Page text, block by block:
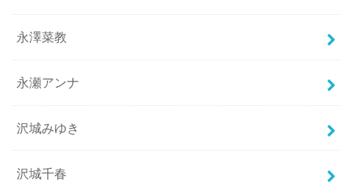
永澤菜教
永瀬アンナ
沢城みゆき
沢城千春